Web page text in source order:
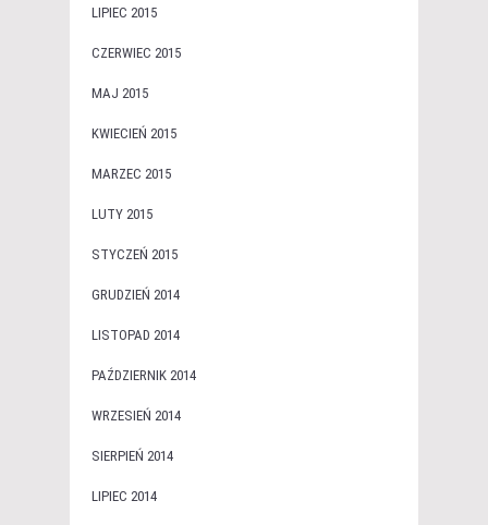
LIPIEC 2015
CZERWIEC 2015
MAJ 2015
KWIECIEŃ 2015
MARZEC 2015
LUTY 2015
STYCZEŃ 2015
GRUDZIEŃ 2014
LISTOPAD 2014
PAŹDZIERNIK 2014
WRZESIEŃ 2014
SIERPIEŃ 2014
LIPIEC 2014